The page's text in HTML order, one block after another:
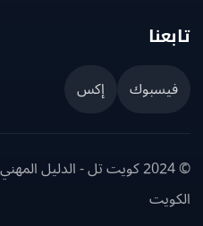
إكس
© 2024 كويت تل - الدليل المهني